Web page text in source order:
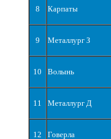
8 Карпаты
9 Металлург З
10 Волынь
11 Металлург Д
12 Говерла